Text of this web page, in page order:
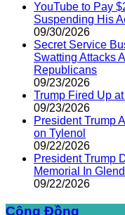
YouTube to Pay
Suspending His
09/30/2026
Secret Service
Swatting Attacks
Republicans
09/23/2026
Trump Fired Up
09/23/2026
President Trump
on Tylenol
09/22/2026
President Trump
Memorial In
09/22/2026
Cộng Đồng